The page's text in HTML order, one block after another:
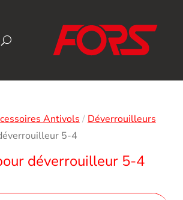
Antivols / Déverrouilleurs
5-4
déverrouilleur 5-4